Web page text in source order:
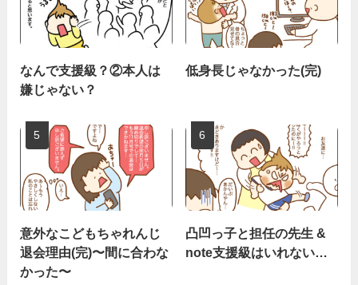
なんで支援級？②本人は
嫌じゃない？
低身長じゃなかった(完)
意外なこどもちゃれんじ
退会理由(完)〜間に合わな
かった〜
凸凹っ子と担任の先生 &
note支援級はいれない…